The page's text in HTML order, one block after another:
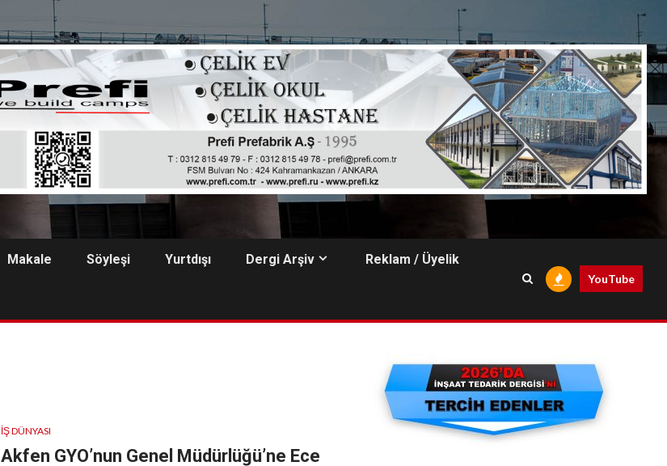
Makale Söyleşi Yurtdışı Dergi Arşiv Reklam / Üyelik
YouTube
İŞ DÜNYASI
Akfen GYO’nun Genel Müdürlüğü’ne Ece